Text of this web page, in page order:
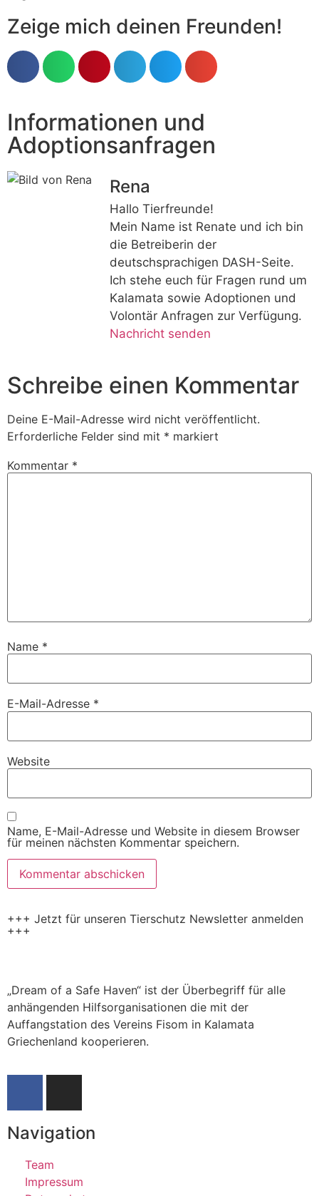
Zeige mich deinen Freunden!
Informationen und
Adoptionsanfragen
Rena
Hallo Tierfreunde!
Mein Name ist Renate und ich bin
die Betreiberin der
deutschsprachigen DASH-Seite.
Ich stehe euch für Fragen rund um
Kalamata sowie Adoptionen und
Volontär Anfragen zur Verfügung.
Nachricht senden
Schreibe einen Kommentar
Deine E-Mail-Adresse wird nicht veröffentlicht.
Erforderliche Felder sind mit * markiert
Kommentar *
Name *
E-Mail-Adresse *
Website
Name, E-Mail-Adresse und Website in diesem Browser
für meinen nächsten Kommentar speichern.
+++ Jetzt für unseren Tierschutz Newsletter anmelden
+++
„Dream of a Safe Haven“ ist der Überbegriff für alle
anhängenden Hilfsorganisationen die mit der
Auffangstation des Vereins Fisom in Kalamata
Griechenland kooperieren.
Navigation
Team
Impressum